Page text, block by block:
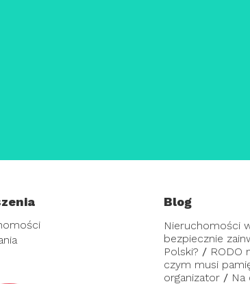
Blog
Nieruchomości
bezpiecznie
Polski? / RODO
czym musi
organizator / Na